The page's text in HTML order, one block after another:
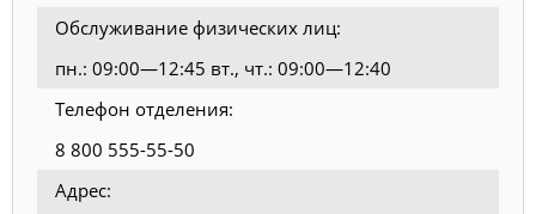
Обслуживание физических лиц:
пн.: 09:00—12:45 вт., чт.: 09:00—12:40
Телефон отделения:
8 800 555-55-50
Адрес: